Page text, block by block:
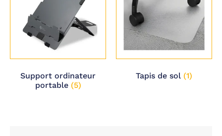
Support ordinateur
portable (5)
Tapis de sol (1)